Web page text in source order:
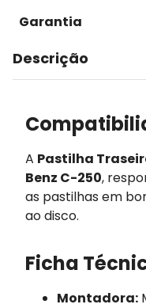
Garantia
Descrição
A Pastilha
Benz C-250,
as pastilhas em
ao disco.
Ficha
Montadora: